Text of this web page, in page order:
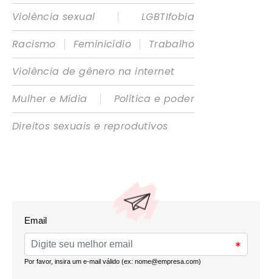
Violência sexual |
LGBTIfobia
Racismo
| Feminicídio |
Trabalho
Violência de gênero na internet
Mulher e Mídia
|
Política e poder
Direitos sexuais e reprodutivos